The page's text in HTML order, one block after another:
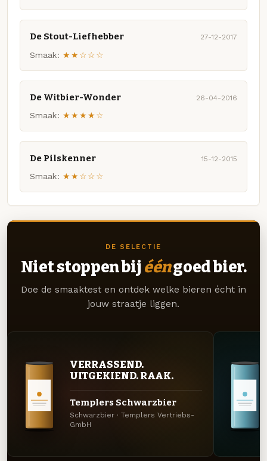
De Stout-Liefhebber 27-12-2017
Smaak: ★★☆☆☆
De Witbier-Wonder 26-04-2016
Smaak: ★★★★☆
De Pilskenner 15-12-2015
Smaak: ★★☆☆☆
DE SELECTIE
Niet stoppen bij ééngoed bier.
Doe de smaaktest en ontdek welke bieren écht in
jouw straatje liggen.
VERRASSEND.
UITGEKIEND. RAAK.
Templers Schwarzbier
Schwarzbier · Templers Vertriebs-
GmbH